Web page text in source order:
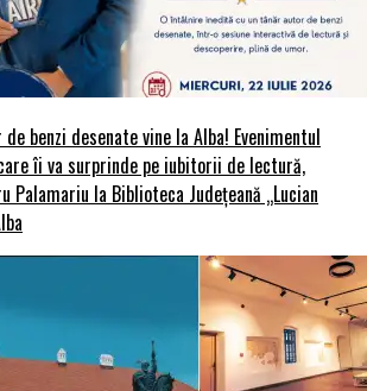
benzi desenate vine la Alba! Evenimentul
îi va surprinde pe iubitorii de lectură,
Palamariu la Biblioteca Județeană „Lucian